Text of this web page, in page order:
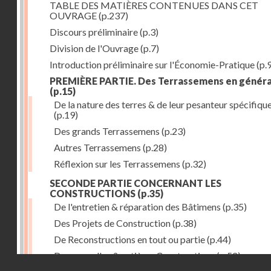
TABLE DES MATIÈRES CONTENUES DANS CET
OUVRAGE(p.237)
Discours préliminaire(p.3)
Division de l'Ouvrage(p.7)
Introduction préliminaire sur l'Économie-Pratique
PREMIÈRE PARTIE. Des Terrassemens en
(p.15)
De la nature des terres & de leur pesanteur
(p.19)
Des grands Terrassemens (p.23)
Autres Terrassemens (p.28)
Réflexion sur les Terrassemens (p.32)
SECONDE PARTIE CONCERNANT LES
CONSTRUCTIONS (p.35)
De l'entretien & réparation des Bâtimens (p.35)
Des Projets de Construction(p.38)
De Reconstructions en tout ou partie(p.44)
Des nouvelles & entières Constructions(p.52)